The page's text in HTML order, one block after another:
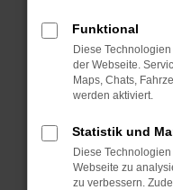
Fenster?
Starte dein
Das kann
Probleme zu
sind.
Veraltete
Funktional
Diese
der Webseite.
Maps, Chats,
werden aktiviert.
Statistik und
Diese
Webseite zu
zu verbessern.